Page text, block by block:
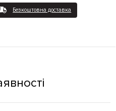
Безкоштовна доставка